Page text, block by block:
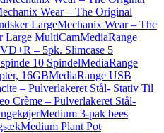
Wear – The Original
LargeMechanix Wear – The
Large MultiCamMediaRange
– 5pk. Slimcase 5
10 SpindelMediaRange
16GBMediaRange USB
– Pulverlakeret Stål- Stativ Til
Crème – Pulverlakeret Stål-
Medium 3-pak bees
Medium Plant Pot